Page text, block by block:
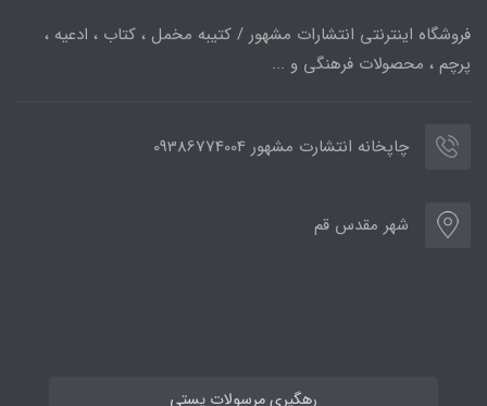
فروشگاه اینترنتی انتشارات مشهور / کتیبه مخمل ، کتاب ، ادعیه ،
پرچم ، محصولات فرهنگی و ...
چاپخانه انتشارت مشهور 09386774004
شهر مقدس قم
رهگیری مرسولات پستی